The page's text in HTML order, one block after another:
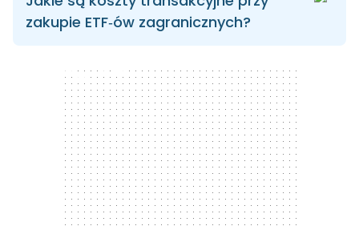
zakupie ETF‑ów zagranicznych?
300 x 250